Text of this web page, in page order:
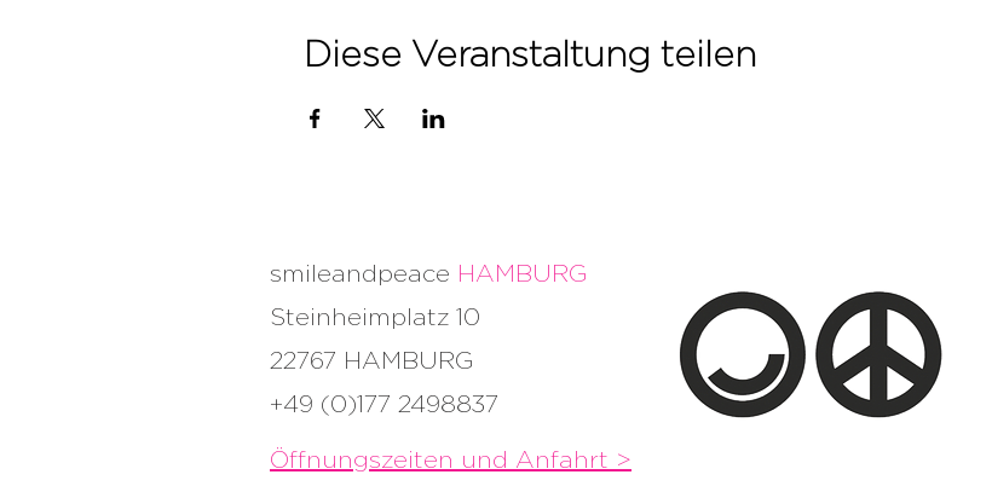
Diese Veranstaltung teilen
smileandpeace HAMBURG
Steinheimplatz 10
22767 HAMBURG
+49 (0)177 2498837
Öffnungszeiten und Anfahrt >